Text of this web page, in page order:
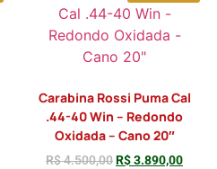
Carabina Rossi Puma Cal
.44-40 Win – Redondo
Oxidada – Cano 20″
R$4.500,00R$3.890,00